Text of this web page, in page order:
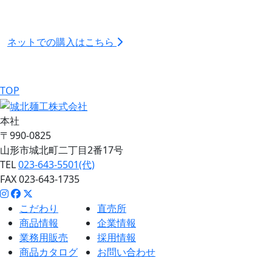
ネットでの購入はこちら
TOP
本社
〒990-0825
山形市城北町二丁目2番17号
TEL023-643-5501(代)
FAX 023-643-1735
こだわり
商品情報
業務用販売
商品カタログ
直売所
企業情報
採用情報
お問い合わせ